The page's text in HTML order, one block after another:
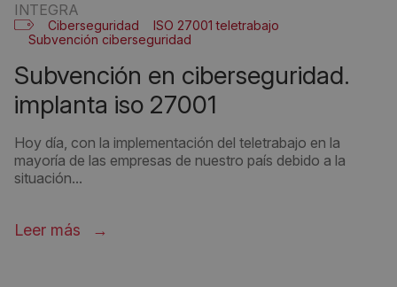
INTEGRA
Ciberseguridad
ISO 27001 teletrabajo
Subvención ciberseguridad
subvención en ciberseguridad.
implanta iso 27001
Hoy día, con la implementación del teletrabajo en la
mayoría de las empresas de nuestro país debido a la
situación...
Leer más